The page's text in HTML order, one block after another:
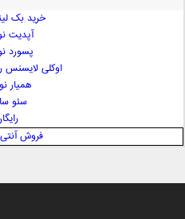
ایمان غلامی
بابک جهانبخش
خرید بک
آپدیت
پسورد
اوکلی لایسنس
همیار
سئو
فروش